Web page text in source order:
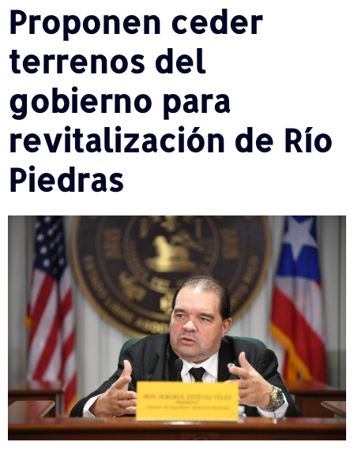
Proponen ceder
terrenos del
gobierno para
revitalización de Río
Piedras